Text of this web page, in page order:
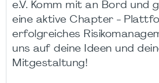
e.V. Komm mit an Bord und
eine aktive Chapter -
erfolgreiches
uns auf deine Ideen und
Mitgestaltung!